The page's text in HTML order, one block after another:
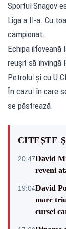
Sportul Snagov
Liga a II-a. Cu
campionat.
Echipa ilfoveană
reușit să învingă
Petrolul și cu U
În cazul în care
se păstrează.
CITEȘTE
20:47David
reveni
19:04David
mare
cursei